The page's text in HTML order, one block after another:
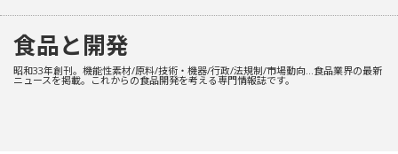
食品と開発
昭和33年創刊。機能性素材/原料/技術・機器/行政/法規制/市場動向…食品業界の最新
ニュースを掲載。これからの食品開発を考える専門情報誌です。